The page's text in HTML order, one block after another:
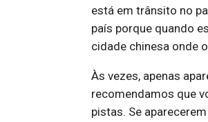
está em trânsito no
país porque quando
cidade chinesa onde
Às vezes, apenas
recomendamos que
pistas. Se